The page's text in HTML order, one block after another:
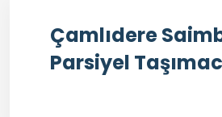
Çamlıdere
Parsiyel